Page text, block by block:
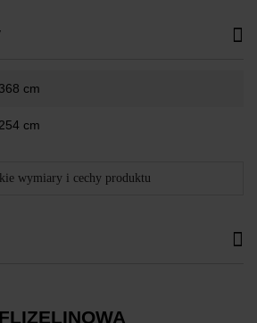
368 cm
254 cm
wymiary i cechy produktu